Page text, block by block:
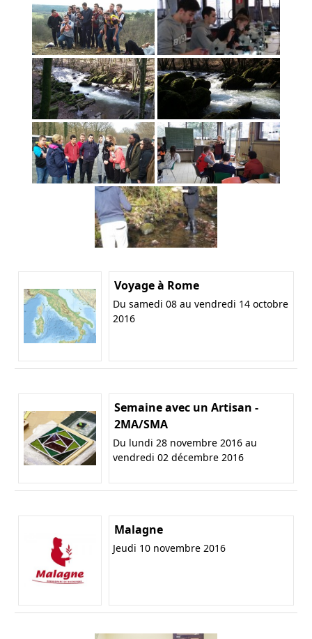
Voyage à Rome
Du samedi 08 au vendredi 14 octobre
2016
Semaine avec un Artisan -
2MA/SMA
Du lundi 28 novembre 2016 au
vendredi 02 décembre 2016
Malagne
Jeudi 10 novembre 2016